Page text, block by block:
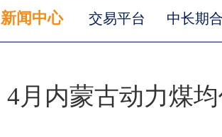
新闻中心 交易平台 中长期
4月内蒙古动力煤